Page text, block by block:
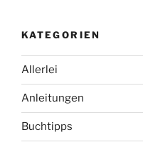
KATEGORIEN
Allerlei
Anleitungen
Buchtipps